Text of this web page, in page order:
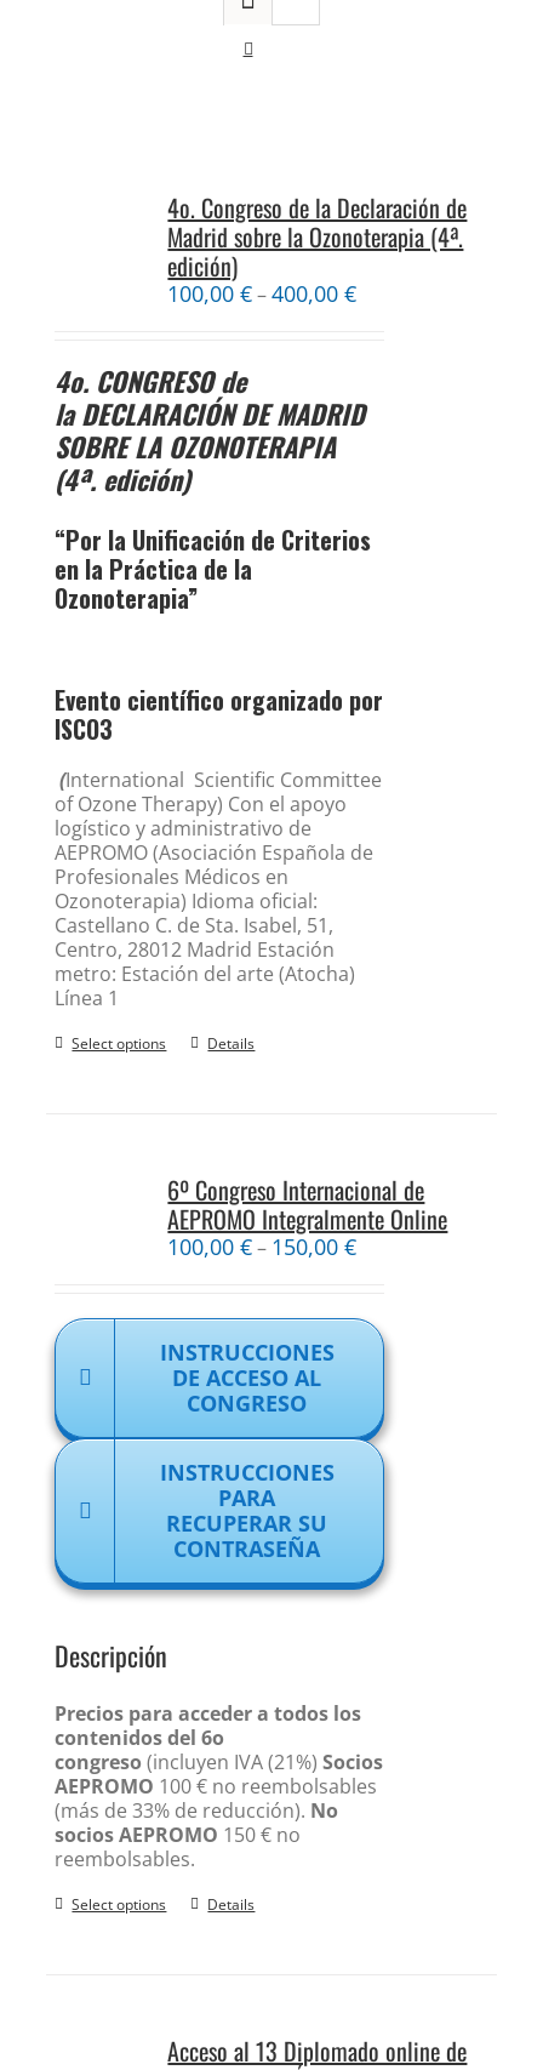
4o. Congreso de la Declaración de
Madrid sobre la Ozonoterapia (4ª.
edición)
100,00€–400,00€
4o. CONGRESOde
laDECLARACIÓN DE MADRID
SOBRE LA OZONOTERAPIA
(4ª. edición)
“Por la Unificación de Criterios
en la Práctica de la
Ozonoterapia”
Evento científico organizado por
ISCO3
(International Scientific Committee
of Ozone Therapy) Con el apoyo
logístico y administrativo de
AEPROMO (Asociación Española de
Profesionales Médicos en
Ozonoterapia) Idioma oficial:
Castellano C. de Sta. Isabel, 51,
Centro, 28012 Madrid Estación
metro: Estación del arte (Atocha)
Línea 1
Select options Details
6º Congreso Internacional de
AEPROMO Integralmente Online
100,00€– 150,00€
INSTRUCCIONES
DE ACCESO AL
CONGRESO
INSTRUCCIONES
PARA
RECUPERAR SU
CONTRASEÑA
Descripción
Precios para acceder a todos los
contenidos del 6o
congreso(incluyen IVA (21%)Socios
AEPROMO 100 € no reembolsables
(más de 33% de reducción). No
socios AEPROMO 150 € no
reembolsables.
Select options Details
Acceso al 13 Diplomado online de